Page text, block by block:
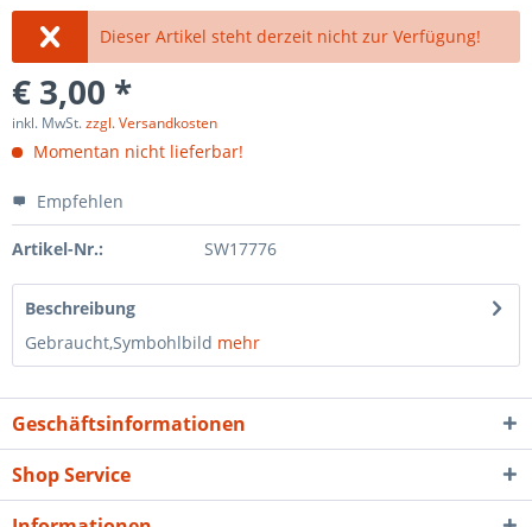
Dieser Artikel steht derzeit nicht zur Verfügung!
€ 3,00 *
inkl. MwSt.zzgl. Versandkosten
Momentan nicht lieferbar!
Empfehlen
Artikel-Nr.: SW17776
Beschreibung
Gebraucht,Symbohlbild mehr
Geschäftsinformationen
Shop Service